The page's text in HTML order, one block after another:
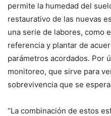
permite la humedad del
restaurativo de las nuevas
una serie de labores, como
referencia y plantar de
parámetros acordados. Por
monitoreo, que sirve para
sobrevivencia que se
“La combinación de estos